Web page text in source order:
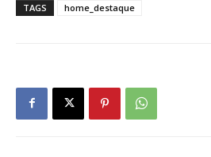
TAGS home_destaque